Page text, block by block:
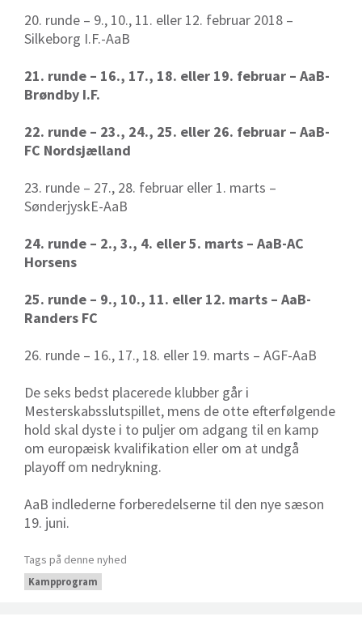
20. runde – 9., 10., 11. eller 12. februar 2018 –
Silkeborg I.F.-AaB
21. runde – 16., 17., 18. eller 19. februar – AaB-
Brøndby I.F.
22. runde – 23., 24., 25. eller 26. februar – AaB-
FC Nordsjælland
23. runde – 27., 28. februar eller 1. marts –
SønderjyskE-AaB
24. runde – 2., 3., 4. eller 5. marts – AaB-AC
Horsens
25. runde – 9., 10., 11. eller 12. marts – AaB-
Randers FC
26. runde – 16., 17., 18. eller 19. marts – AGF-AaB
De seks bedst placerede klubber går i
Mesterskabsslutspillet, mens de otte efterfølgende
hold skal dyste i to puljer om adgang til en kamp
om europæisk kvalifikation eller om at undgå
playoff om nedrykning.
AaB indlederne forberedelserne til den nye sæson
19. juni.
Tags på denne nyhed
Kampprogram